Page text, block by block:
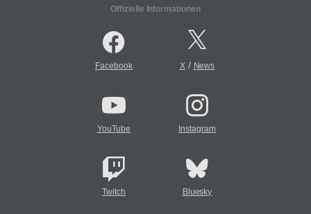
Offizielle Informationen
Facebook X/ News
YouTube Instagram
Twitch Bluesky